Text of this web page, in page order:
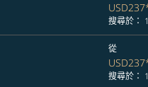
USD237
搜尋於：
從
USD237
搜尋於：